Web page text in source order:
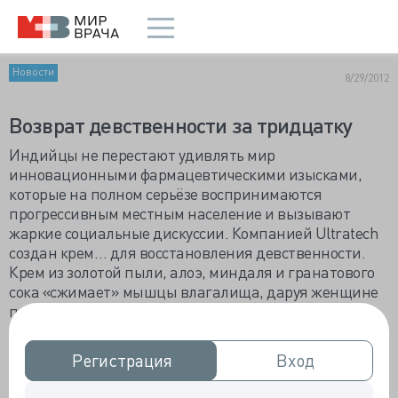
Регистрация
Регистрация Вход
Вход
Новости 8/29/2012
Возврат девственности за тридцатку
Индийцы не перестают удивлять мир
инновационными фармацевтическими изысками,
которые на полном серьёзе воспринимаются
прогрессивным местным население и вызывают
жаркие социальные дискуссии. Компанией Ultratech
создан крем… для восстановления девственности.
Крем из золотой пыли, алоэ, миндаля и гранатового
сока «сжимает» мышцы влагалища, даруя женщине
первозданное ощущение дефлорации.
У европейцев Индия зачастую ассоциируется с
Камасутрой и, честно говоря, большинство не знает,
что индийские свекрови с трепетом относятся к